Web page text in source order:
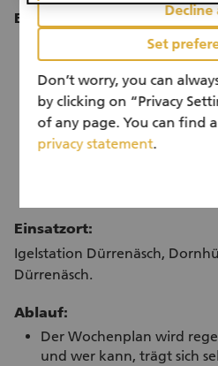
Einsatzdauer:
Ein Einsatz ist jeweils
Ein Einsatz erfolgt immer
Ein Einsatz von ca. 3
Selbstverständlich können
Einsätze helfen und es ist
wöchentlich, 1x pro Woche
Einsatzort:
Igelstation Dürrenäsch,
Dürrenäsch.
Ablauf:
Der Wochenplan wird
und wer kann, trägt sich
Decline
Set
Don’t worry, you can
by clicking on “Privacy
of any page. You can find
privacy statement.